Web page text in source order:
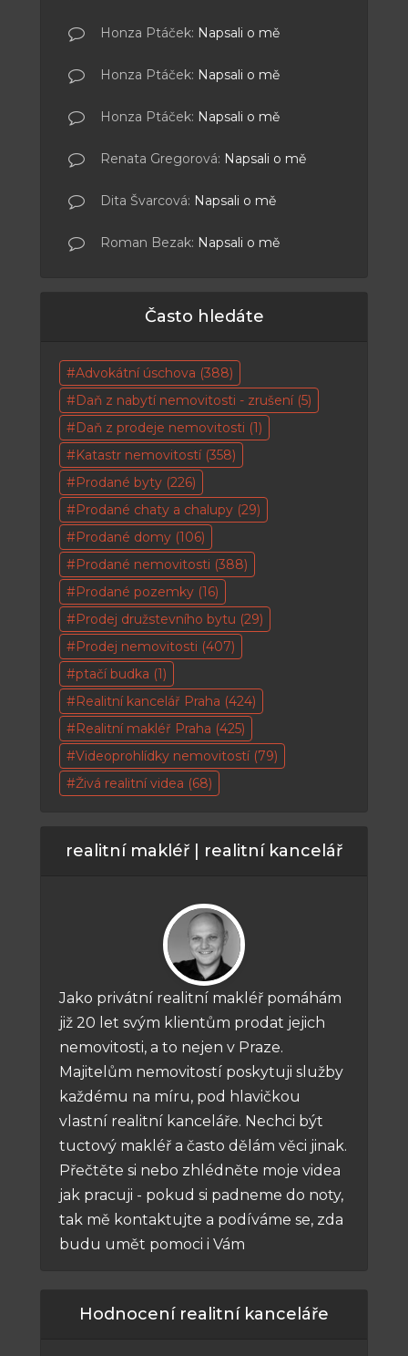
Honza Ptáček: Napsali o mě
Honza Ptáček: Napsali o mě
Honza Ptáček: Napsali o mě
Renata Gregorová: Napsali o mě
Dita Švarcová: Napsali o mě
Roman Bezak: Napsali o mě
Často hledáte
Advokátní úschova (388)
Daň z nabytí nemovitosti - zrušení(5)
Daň z prodeje nemovitosti (1)
Katastr nemovitostí(358)
Prodané byty (226)
Prodané chaty a chalupy (29)
Prodané domy (106)
Prodané nemovitosti (388)
Prodané pozemky (16)
Prodej družstevního bytu (29)
Prodej nemovitosti (407)
ptačí budka (1)
Realitní kancelář Praha (424)
Realitní makléř Praha (425)
Videoprohlídky nemovitostí(79)
Živá realitní videa (68)
realitní makléř | realitní kancelář
Jako privátní realitní makléř pomáhám
již 20 let svým klientům prodat jejich
nemovitosti, a to nejen v Praze.
Majitelům nemovitostí poskytuji služby
každému na míru, pod hlavičkou
vlastní realitní kanceláře. Nechci být
tuctový makléř a často dělám věci jinak.
Přečtěte si nebo zhlédněte moje videa
jak pracuji - pokud si padneme do noty,
tak mě kontaktujte a podíváme se, zda
budu umět pomoci i Vám
Hodnocení realitní kanceláře